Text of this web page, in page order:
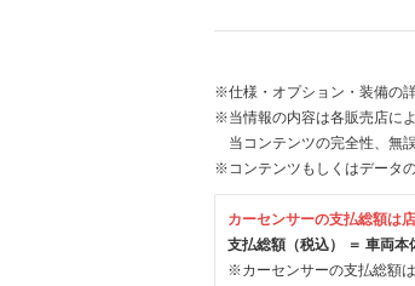
※仕様・オプション・装備の
※当情報の内容は各販売店に
当コンテンツの完全性、無
※コンテンツもしくはデータ
カーセンサーの支払総額は
支払総額（税込） ＝ 車両本
※カーセンサーの支払総額